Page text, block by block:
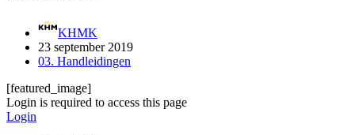
KHMK
23 september 2019
03. Handleidingen
[featured_image]
Login is required to access this page
Login